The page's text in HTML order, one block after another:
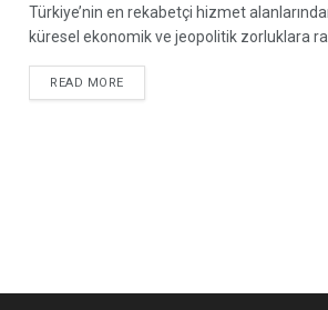
Türkiye’nin en rekabetçi hizmet
küresel ekonomik ve jeopolitik zorluklara
READ MORE